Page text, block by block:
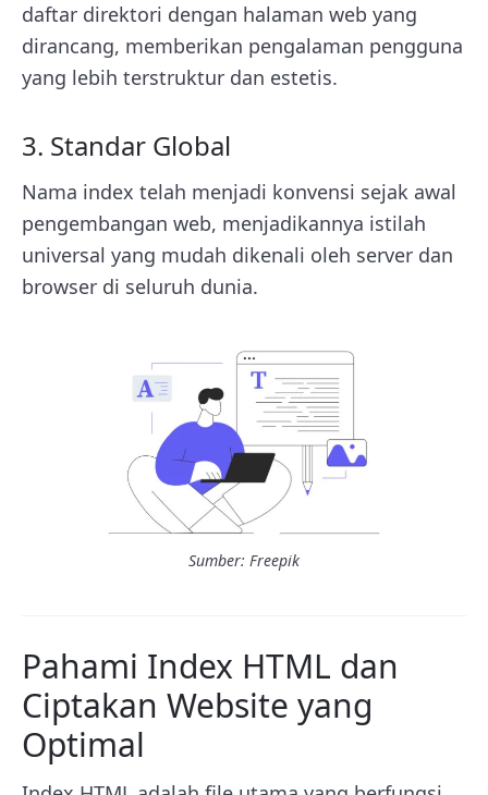
daftar direktori dengan halaman web yang
dirancang, memberikan pengalaman pengguna
yang lebih terstruktur dan estetis.
3. Standar Global
Nama index telah menjadi konvensi sejak awal
pengembangan web, menjadikannya istilah
universal yang mudah dikenali oleh server dan
browser di seluruh dunia.
Sumber: Freepik
Pahami Index HTML dan
Ciptakan Website yang
Optimal